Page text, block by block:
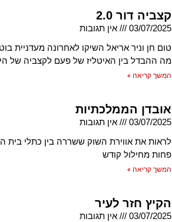
קצביה דור 2.0
03/07/2025
אין תגובות
טום חן וניר אריאל השיקו לאחרונה מעדניית
מה ההבדל בין האיטליז של פעם לקצביה של
המשך קריאה »
אובדן הממלכתיות
03/07/2025
אין תגובות
לראות את אווירת השוק ששררה בין כתלי בית
פחות מחילול קודש
המשך קריאה »
הקיץ חזר לעיר
03/07/2025
אין תגובות